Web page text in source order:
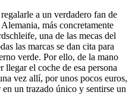
a un verdadero fan de
más concretamente
una de las mecas del
las marcas se dan cita para
verde. Por ello, de la mano
llegar el coche de esa persona
vez allí, por unos pocos euros,
un trazado único y sentirse un